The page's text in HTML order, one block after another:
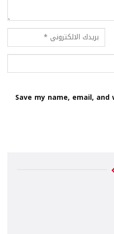
Save my name, email,